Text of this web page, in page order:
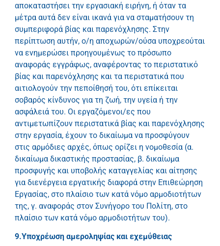
αποκαταστήσει την εργασιακή ειρήνη, ή όταν τα
μέτρα αυτά δεν είναι ικανά για να σταματήσουν τη
συμπεριφορά βίας και παρενόχλησης. Στην
περίπτωση αυτήν, ο/η αποχωρών/ούσα υποχρεούται
να ενημερώσει προηγουμένως το πρόσωπο
αναφοράς εγγράφως, αναφέροντας το περιστατικό
βίας και παρενόχλησης και τα περιστατικά που
αιτιολογούν την πεποίθησή του, ότι επίκειται
σοβαρός κίνδυνος για τη ζωή, την υγεία ή την
ασφάλειά του. Oι εργαζόμενοι/ες που
αντιμετωπίζουν περιστατικά βίας και παρενόχλησης
στην εργασία, έχουν το δικαίωμα να προσφύγουν
στις αρμόδιες αρχές, όπως ορίζει η νομοθεσία (α.
δικαίωμα δικαστικής προστασίας, β. δικαίωμα
προσφυγής και υποβολής καταγγελίας και αίτησης
για διενέργεια εργατικής διαφορά στην Επιθεώρηση
Εργασίας, στο πλαίσιο των κατά νόμο αρμοδιοτήτων
της, γ. αναφοράς στον Συνήγορο του Πολίτη, στο
πλαίσιο των κατά νόμο αρμοδιοτήτων του).
9.Υποχρέωση αμεροληψίας και εχεμύθειας